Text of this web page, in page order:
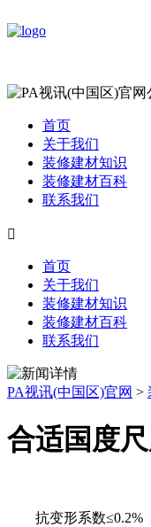
首页
关于我们
装修建材知识
装修建材百科
联系我们

首页
关于我们
装修建材知识
装修建材百科
联系我们
PA视讯(中国区)官网 >
合适国度
抗变形系数≤0.2%（